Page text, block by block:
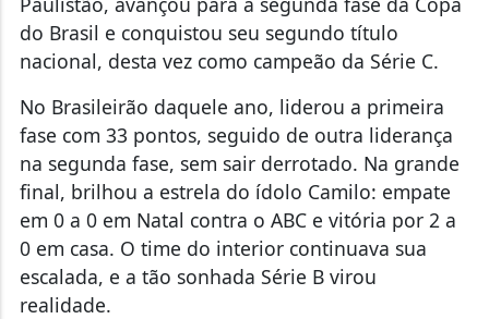
do Brasil e conquistou seu segundo título
nacional, desta vez como campeão da Série C.
No Brasileirão daquele ano, liderou a primeira
fase com 33 pontos, seguido de outra liderança
na segunda fase, sem sair derrotado. Na grande
final, brilhou a estrela do ídolo Camilo: empate
em 0 a 0 em Natal contra o ABC e vitória por 2 a
0 em casa. O time do interior continuava sua
escalada, e a tão sonhada Série B virou
realidade.